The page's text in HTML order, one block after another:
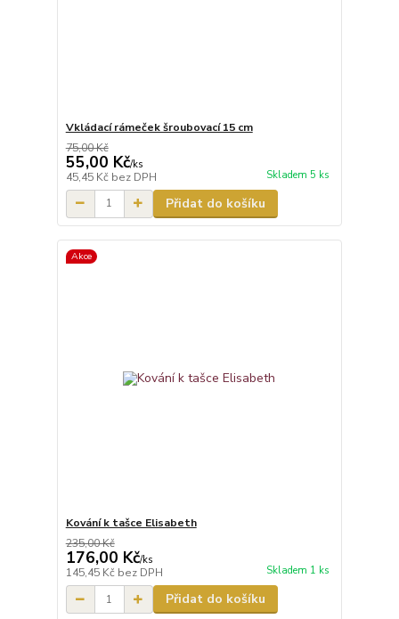
Vkládací rámeček šroubovací 15 cm
75,00 Kč
55,00 Kč/ks
45,45 Kč bez DPH Skladem 5 ks
Přidat do košíku
Akce
Kování k tašce Elisabeth
235,00 Kč
176,00 Kč/ks
145,45 Kč bez DPH Skladem 1 ks
Přidat do košíku